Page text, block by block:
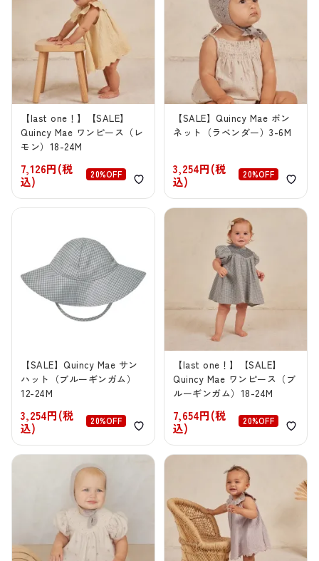
【last one！】【SALE】
Quincy Mae ワンピース（レ
モン）18-24M
7,126円(税
込)
20%OFF
【SALE】Quincy Mae ボン
ネット（ラベンダー）3-6M
3,254円(税
込)
20%OFF
【SALE】Quincy Mae サン
ハット（ブルーギンガム）
12-24M
3,254円(税
込)
20%OFF
【last one！】【SALE】
Quincy Mae ワンピース（ブ
ルーギンガム）18-24M
7,654円(税
込)
20%OFF